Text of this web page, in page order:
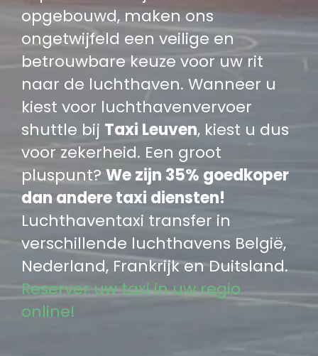
opgebouwd, maken ons
ongetwijfeld een veilige en
betrouwbare keuze voor uw rit
naar de luchthaven. Wanneer u
kiest voor luchthavenvervoer
shuttle bij Taxi Leuven, kiest u dus
voor zekerheid. Een groot
pluspunt? We zijn 35% goedkoper
dan andere taxi diensten!
Luchthaventaxi transfer in
verschillende luchthavens België,
Nederland, Frankrijk en Duitsland.
Reserver uw taxi in uw regio
online!